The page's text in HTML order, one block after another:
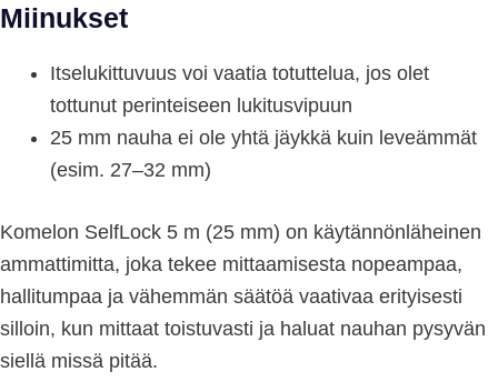
Miinukset
Itselukittuvuus voi vaatia totuttelua, jos olet
tottunut perinteiseen lukitusvipuun
25 mm nauha ei ole yhtä jäykkä kuin leveämmät
(esim. 27–32 mm)
Komelon SelfLock 5 m (25 mm) on käytännönläheinen
ammattimitta, joka tekee mittaamisesta nopeampaa,
hallitumpaa ja vähemmän säätöä vaativaa erityisesti
silloin, kun mittaat toistuvasti ja haluat nauhan pysyvän
siellä missä pitää.